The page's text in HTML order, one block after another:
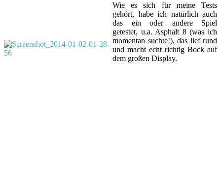
Wie es sich für meine Tests
gehört, habe ich natürlich auch
das ein oder andere Spiel
getestet, u.a. Asphalt 8 (was ich
momentan suchte!), das lief rund
und macht echt richtig Bock auf
dem großen Display.